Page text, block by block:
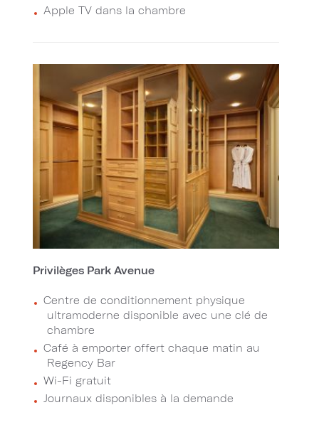
Apple TV dans la chambre
Privilèges Park Avenue
Centre de conditionnement physique
ultramoderne disponible avec une clé de
chambre
Café à emporter offert chaque matin au
Regency Bar
Wi-Fi gratuit
Journaux disponibles à la demande